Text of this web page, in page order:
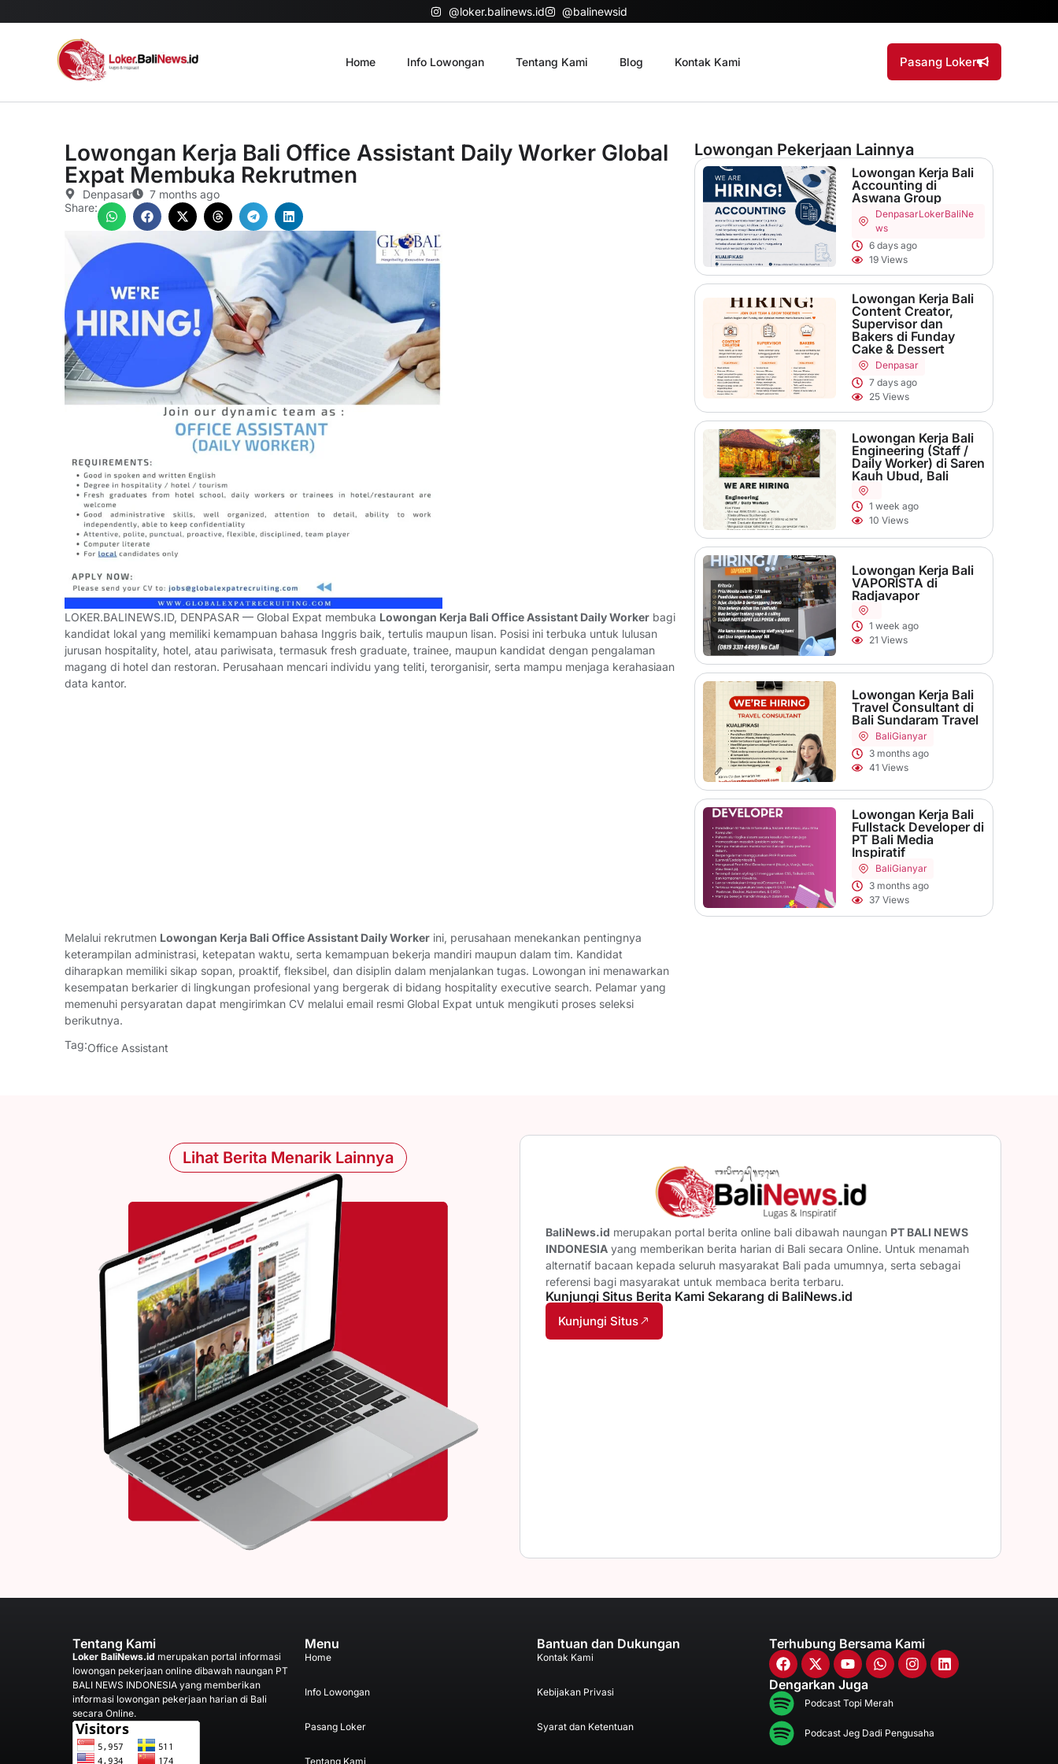
@loker.balinews.id @balinewsid
Home Info Lowongan Tentang Kami Blog Kontak Kami Pasang Loker
Lowongan Kerja Bali Office Assistant Daily Worker Global
Expat Membuka Rekrutmen
Denpasar
7 months ago
Share:
LOKER.BALINEWS.ID, DENPASAR — Global Expat membuka Lowongan Kerja Bali Office Assistant Daily Worker bagi
kandidat lokal yang memiliki kemampuan bahasa Inggris baik, tertulis maupun lisan. Posisi ini terbuka untuk lulusan
jurusan hospitality, hotel, atau pariwisata, termasuk fresh graduate, trainee, maupun kandidat dengan pengalaman
magang di hotel dan restoran. Perusahaan mencari individu yang teliti, terorganisir, serta mampu menjaga kerahasiaan
data kantor.
Melalui rekrutmen Lowongan Kerja Bali Office Assistant Daily Worker ini, perusahaan menekankan pentingnya
keterampilan administrasi, ketepatan waktu, serta kemampuan bekerja mandiri maupun dalam tim. Kandidat
diharapkan memiliki sikap sopan, proaktif, fleksibel, dan disiplin dalam menjalankan tugas. Lowongan ini menawarkan
kesempatan berkarier di lingkungan profesional yang bergerak di bidang hospitality executive search. Pelamar yang
memenuhi persyaratan dapat mengirimkan CV melalui email resmi Global Expat untuk mengikuti proses seleksi
berikutnya.
Tag:Office Assistant
Lowongan Pekerjaan Lainnya
Lowongan Kerja Bali
Accounting di
Aswana Group
DenpasarLokerBaliNe
ws
6 days ago
19 Views
Lowongan Kerja Bali
Content Creator,
Supervisor dan
Bakers di Funday
Cake & Dessert
Denpasar
7 days ago
25 Views
Lowongan Kerja Bali
Engineering (Staff /
Daily Worker) di Saren
Kauh Ubud, Bali
1 week ago
10 Views
Lowongan Kerja Bali
VAPORISTA di
Radjavapor
1 week ago
21 Views
Lowongan Kerja Bali
Travel Consultant di
Bali Sundaram Travel
BaliGianyar
3 months ago
41 Views
Lowongan Kerja Bali
Fullstack Developer di
PT Bali Media
Inspiratif
BaliGianyar
3 months ago
37 Views
Lihat Berita Menarik Lainnya
BaliNews.id merupakan portal berita online bali dibawah naungan PT BALI NEWS
INDONESIA yang memberikan berita harian di Bali secara Online. Untuk menamah
alternatif bacaan kepada seluruh masyarakat Bali pada umumnya, serta sebagai
referensi bagi masyarakat untuk membaca berita terbaru.
Kunjungi Situs Berita Kami Sekarang di BaliNews.id
Kunjungi Situs
Tentang Kami
Loker BaliNews.id merupakan portal informasi
lowongan pekerjaan online dibawah naungan PT
BALI NEWS INDONESIA yang memberikan
informasi lowongan pekerjaan harian di Bali
secara Online.
Menu
Home
Info Lowongan
Pasang Loker
Tentang Kami
Bantuan dan Dukungan
Kontak Kami
Kebijakan Privasi
Syarat dan Ketentuan
Terhubung Bersama Kami
Dengarkan Juga
Podcast Topi Merah
Podcast Jeg Dadi Pengusaha